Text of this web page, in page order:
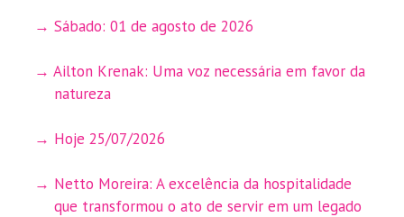
Sábado: 01 de agosto de 2026
Ailton Krenak: Uma voz necessária em favor da
natureza
Hoje 25/07/2026
Netto Moreira: A excelência da hospitalidade
que transformou o ato de servir em um legado